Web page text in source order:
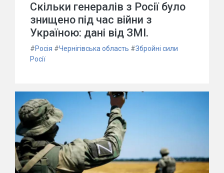
Скільки генералів з Росії було
знищено під час війни з
Україною: дані від ЗМІ.
#Росія #Чернігівська область #Збройні сили
Росії